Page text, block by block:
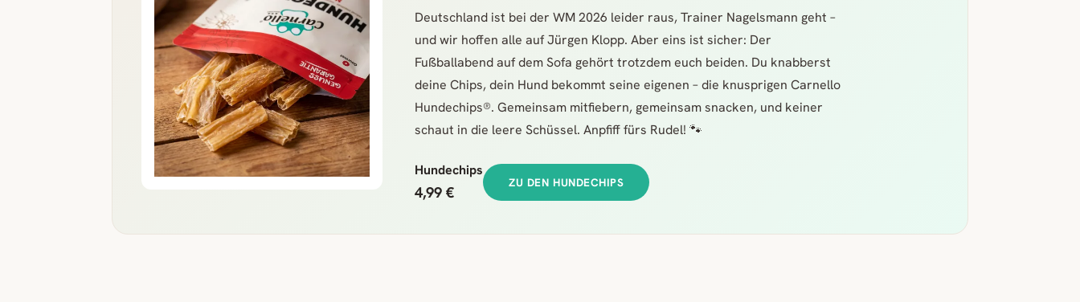
Deutschland ist bei der WM 2026 leider raus, Trainer Nagelsmann geht –
und wir hoffen alle auf Jürgen Klopp. Aber eins ist sicher: Der
Fußballabend auf dem Sofa gehört trotzdem euch beiden. Du knabberst
deine Chips, dein Hund bekommt seine eigenen – die knusprigen Carnello
Hundechips®. Gemeinsam mitfiebern, gemeinsam snacken, und keiner
schaut in die leere Schüssel. Anpfiff fürs Rudel! 🐾
Hundechips
4,99 €
ZU DEN HUNDECHIPS